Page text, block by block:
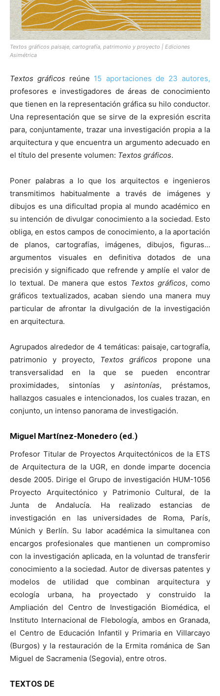
Textos gráficos paisaje, cartografía, patrimonio y proyecto | Ediciones
Asimétrica
Textos gráficos reúne 15 aportaciones de 23 autores,
profesores e investigadores de áreas de conocimiento
que tienen en la representación gráfica su hilo conductor.
Una representación que se sirve de la expresión escrita
para, conjuntamente, trazar una investigación propia a la
arquitectura y que encuentra un argumento adecuado en
el título del presente volumen: Textos gráficos.
Poner palabras a lo que los arquitectos e ingenieros
transmitimos habitualmente a través de imágenes y
dibujos es una dificultad propia al mundo académico en
su intención de divulgar conocimiento a la sociedad. Esto
obliga, en estos campos de conocimiento, a la aportación
de planos, cartografías, imágenes, dibujos, figuras…
argumentos visuales en definitiva dotados de una
precisión y significado que refrende y amplíe el valor de
lo textual. De manera que estos Textos gráficos, como
gráficos textualizados, acaban siendo una manera muy
particular de afrontar la divulgación de la investigación
en arquitectura.
Agrupados alrededor de 4 temáticas: paisaje, cartografía,
patrimonio y proyecto, Textos gráficos propone una
transversalidad en la que se pueden encontrar
proximidades, sintonías y asintonías, préstamos,
hallazgos casuales e intencionados, los cuales trazan, en
conjunto, un intenso panorama de investigación.
Miguel Martínez-Monedero (ed.)
Profesor Titular de Proyectos Arquitectónicos de la ETS
de Arquitectura de la UGR, en donde imparte docencia
desde 2005. Dirige el Grupo de investigación HUM-1056
Proyecto Arquitectónico y Patrimonio Cultural, de la
Junta de Andalucía. Ha realizado estancias de
investigación en las universidades de Roma, París,
Múnich y Berlín. Su labor académica la simultanea con
encargos profesionales que mantienen un compromiso
con la investigación aplicada, en la voluntad de transferir
conocimiento a la sociedad. Autor de diversas patentes y
modelos de utilidad que combinan arquitectura y
ecología urbana, ha proyectado y construido la
Ampliación del Centro de Investigación Biomédica, el
Instituto Internacional de Flebología, ambos en Granada,
el Centro de Educación Infantil y Primaria en Villarcayo
(Burgos) y la restauración de la Ermita románica de San
Miguel de Sacramenia (Segovia), entre otros.
TEXTOS DE